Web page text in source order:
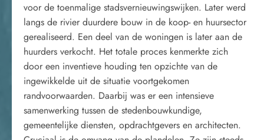
voor de toenmalige stadsvernieuwingswijken. Later werd
langs de rivier duurdere bouw in de koop- en huursector
gerealiseerd. Een deel van de woningen is later aan de
huurders verkocht. Het totale proces kenmerkte zich
door een inventieve houding ten opzichte van de
ingewikkelde uit de situatie voortgekomen
randvoorwaarden. Daarbij was er een intensieve
samenwerking tussen de stedenbouwkundige,
gemeentelijke diensten, opdrachtgevers en architecten.